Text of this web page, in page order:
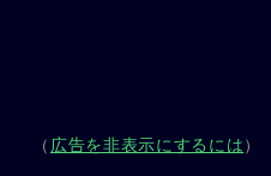
（ 広告を非表示にするには ）